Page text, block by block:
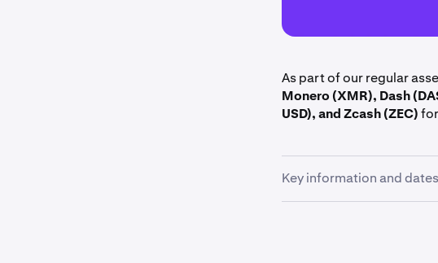
As part of our regular
Monero (XMR), Dash
USD), and Zcash (ZEC)
Key information and dates